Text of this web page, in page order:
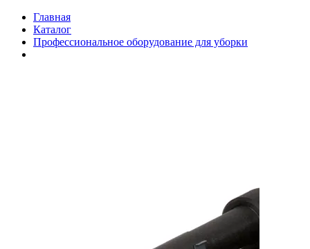
Главная
Каталог
Профессиональное оборудование для уборки